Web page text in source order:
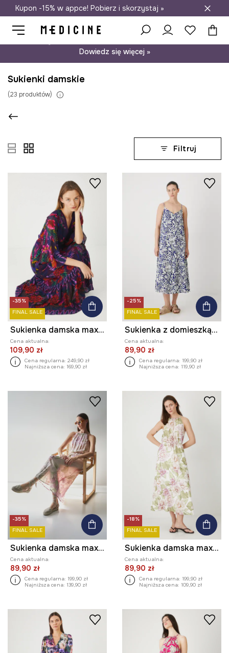
Darmowa dostawa do salonów
Kupon -15% w appce! Pobierz i skorzystaj »
Dowiedz się więcej »
Sukienki damskie
(23 produktów)
Filtruj
-35%
FINAL SALE
Sukienka damska maxi z wiskozy kolor multicolor
Cena aktualna:
109,90 zł
Cena regularna: 249,90 zł
Najniższa cena: 169,90 zł
-25%
FINAL SALE
Sukienka z domieszką lnu damska maxi wzorzysta kolor granatowy
Cena aktualna:
89,90 zł
Cena regularna: 199,90 zł
Najniższa cena: 119,90 zł
-35%
FINAL SALE
Sukienka damska maxi w kwiaty kolor multicolor
Cena aktualna:
89,90 zł
Cena regularna: 199,90 zł
Najniższa cena: 139,90 zł
-18%
FINAL SALE
Sukienka damska maxi w kwiaty kolor biały
Cena aktualna:
89,90 zł
Cena regularna: 199,90 zł
Najniższa cena: 109,90 zł